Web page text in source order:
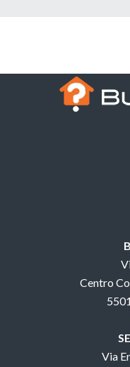
Centro
Via